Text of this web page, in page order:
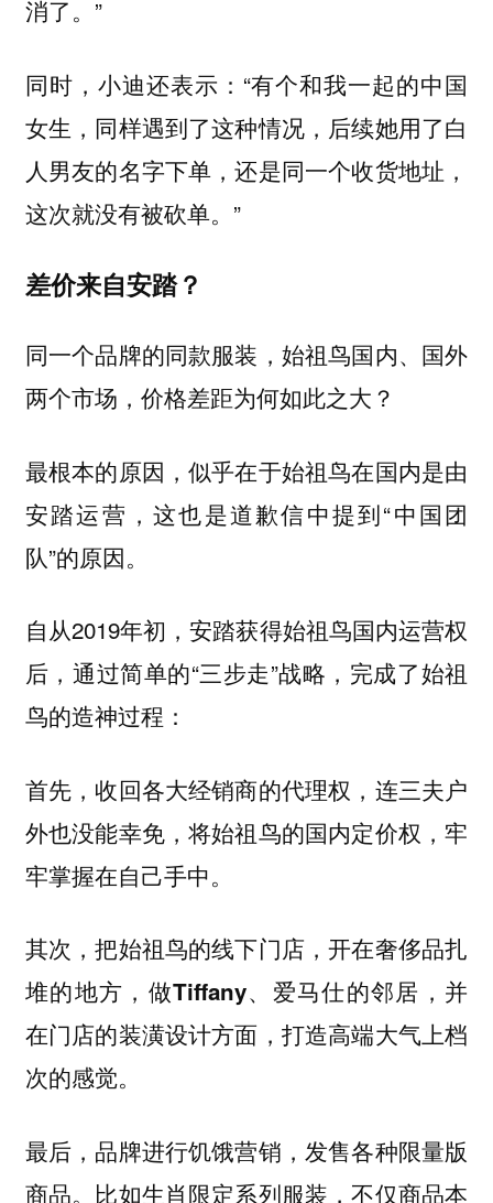
消了。”
同时，小迪还表示：“有个和我一起的中国
女生，同样遇到了这种情况，后续她用了白
人男友的名字下单，还是同一个收货地址，
这次就没有被砍单。”
差价来自安踏？
同一个品牌的同款服装，始祖鸟国内、国外
两个市场，价格差距为何如此之大？
最根本的原因，似乎在于始祖鸟在国内是由
安踏运营，这也是道歉信中提到“中国团
队”的原因。
自从2019年初，安踏获得始祖鸟国内运营权
后，通过简单的“三步走”战略，完成了始祖
鸟的造神过程：
首先，收回各大经销商的代理权，连三夫户
外也没能幸免，将始祖鸟的国内定价权，牢
牢掌握在自己手中。
其次，把始祖鸟的线下门店，开在奢侈品扎
堆的地方，做Tiffany、爱马仕的邻居，并
在门店的装潢设计方面，打造高端大气上档
次的感觉。
最后，品牌进行饥饿营销，发售各种限量版
商品。比如生肖限定系列服装，不仅商品本